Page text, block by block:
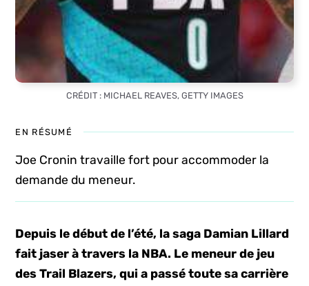
CRÉDIT : MICHAEL REAVES, GETTY IMAGES
EN RÉSUMÉ
Joe Cronin travaille fort pour accommoder la
demande du meneur.
Depuis le début de l’été, la saga Damian Lillard
fait jaser à travers la NBA. Le meneur de jeu
des Trail Blazers, qui a passé toute sa carrière